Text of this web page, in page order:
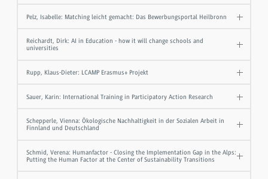
Pelz, Isabelle: Matching leicht gemacht: Das Bewerbungsportal Heilbronn
Reichardt, Dirk: AI in Education - how it will change schools and
universities
Rupp, Klaus-Dieter: LCAMP Erasmus+ Projekt
Sauer, Karin: International Training in Participatory Action Research
Schepperle, Vienna: Ökologische Nachhaltigkeit in der Sozialen Arbeit in
Finnland und Deutschland
Schmid, Verena: Humanfactor - Closing the Implementation Gap in the Alps:
Putting the Human Factor at the Center of Sustainability Transitions